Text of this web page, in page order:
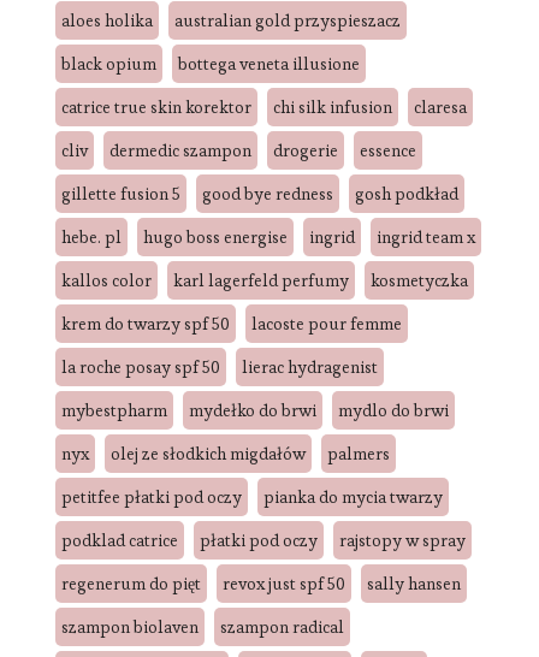
aloes holika
australian gold przyspieszacz
black opium
bottega veneta illusione
catrice true skin korektor
chi silk infusion
claresa
cliv
dermedic szampon drogerie
essence
gillette fusion 5
good bye redness
gosh podkład
hebe. pl
hugo boss energise ingrid
ingrid team x
kallos color
karl lagerfeld perfumy
kosmetyczka
krem do twarzy spf 50
lacoste pour femme
la roche posay spf 50
lierac hydragenist
mybestpharm
mydełko do brwi
mydlo do brwi
nyx
olej ze słodkich migdałów
palmers
petitfee płatki pod oczy
pianka do mycia twarzy
podklad catrice
płatki pod oczy
rajstopy w spray
regenerum do pięt
revox just spf 50
sally hansen
szampon biolaven
szampon radical